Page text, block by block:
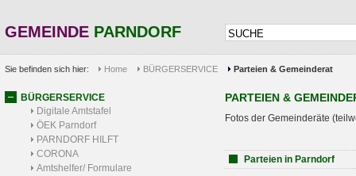
GEMEINDE PARNDORF
Sie befinden sich hier: Home BÜRGERSERVICE Parteien & Gemeinderat
BÜRGERSERVICE
Digitale Amtstafel
ÖEK Parndorf
PARNDORF HILFT
CORONA
Amtshelfer/ Formulare
PARTEIEN &
Fotos der Gemeinderäte
Parteien in Parndorf